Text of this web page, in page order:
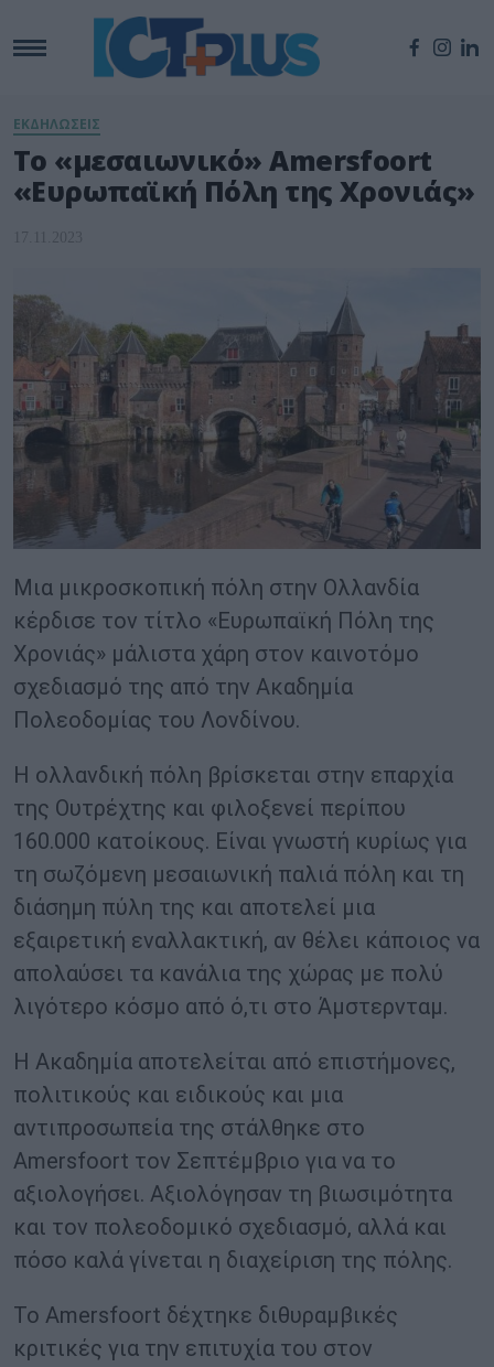
ΕΚΔΗΛΩΣΕΙΣ
Το «μεσαιωνικό» Amersfoort
«Ευρωπαϊκή Πόλη της Χρονιάς»
17.11.2023
Μια μικροσκοπική πόλη στην Ολλανδία
κέρδισε τον τίτλο «Ευρωπαϊκή Πόλη της
Χρονιάς» μάλιστα χάρη στον καινοτόμο
σχεδιασμό της από την Ακαδημία
Πολεοδομίας του Λονδίνου.
Η ολλανδική πόλη βρίσκεται στην επαρχία
της Ουτρέχτης και φιλοξενεί περίπου
160.000 κατοίκους. Είναι γνωστή κυρίως για
τη σωζόμενη μεσαιωνική παλιά πόλη και τη
διάσημη πύλη της και αποτελεί μια
εξαιρετική εναλλακτική, αν θέλει κάποιος να
απολαύσει τα κανάλια της χώρας με πολύ
λιγότερο κόσμο από ό,τι στο Άμστερνταμ.
Η Ακαδημία αποτελείται από επιστήμονες,
πολιτικούς και ειδικούς και μια
αντιπροσωπεία της στάλθηκε στο
Amersfoort τον Σεπτέμβριο για να το
αξιολογήσει. Αξιολόγησαν τη βιωσιμότητα
και τον πολεοδομικό σχεδιασμό, αλλά και
πόσο καλά γίνεται η διαχείριση της πόλης.
Το Amersfoort δέχτηκε διθυραμβικές
κριτικές για την επιτυχία του στον